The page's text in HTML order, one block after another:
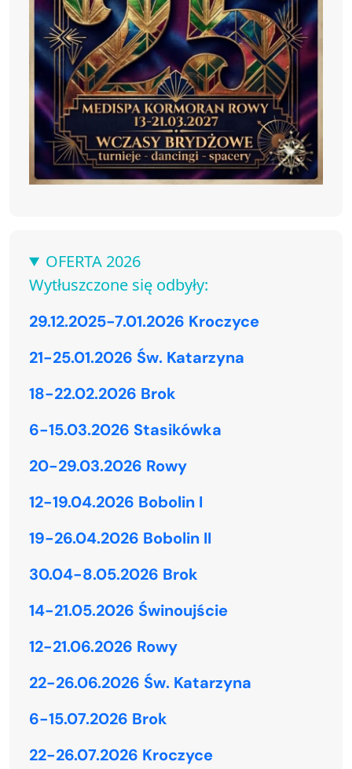
OFERTA 2026
Wytłuszczone się odbyły:
29.12.2025-7.01.2026 Kroczyce
21-25.01.2026 Św. Katarzyna
18-22.02.2026 Brok
6-15.03.2026 Stasikówka
20-29.03.2026 Rowy
12-19.04.2026 Bobolin I
19-26.04.2026 Bobolin II
30.04-8.05.2026 Brok
14-21.05.2026 Świnoujście
12-21.06.2026 Rowy
22-26.06.2026 Św. Katarzyna
6-15.07.2026 Brok
22-26.07.2026 Kroczyce